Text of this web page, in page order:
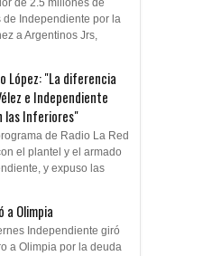
de Independiente por la
a Argentinos Jrs,
López: "La diferencia
e Independiente
las Inferiores"
de Radio La Red
el plantel y el armado
y expuso las
a Olimpia
Independiente giró
a Olimpia por la deuda